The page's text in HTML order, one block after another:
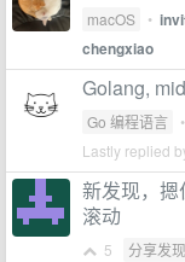
macOS •
chengxiao
Golang,
Go 编程语言 •
Lastly replied
新发现，
滚动
5 分享发现